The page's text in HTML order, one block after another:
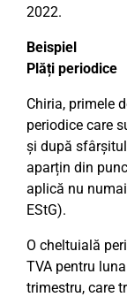
2022.
Beispiel
Plăți periodice
Chiria, primele
periodice care
și după
aparțin din
aplică nu
EStG).
O cheltuială
TVA pentru
trimestru, care